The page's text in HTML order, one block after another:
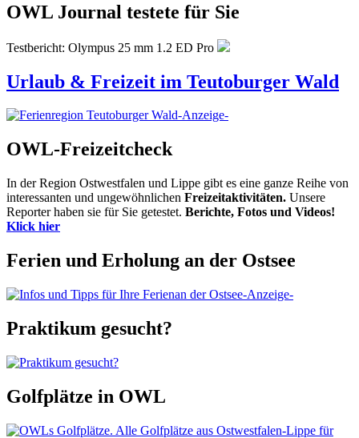
OWL Journal testete für Sie
Testbericht: Olympus 25 mm 1.2 ED Pro
Urlaub & Freizeit im Teutoburger Wald
-Anzeige-
OWL-Freizeitcheck
In der Region Ostwestfalen und Lippe gibt es eine ganze Reihe von
interessanten und ungewöhnlichen Freizeitaktivitäten. Unsere
Reporter haben sie für Sie getestet. Berichte, Fotos und Videos!
Klick hier
Ferien und Erholung an der Ostsee
-Anzeige-
Praktikum gesucht?
Golfplätze in OWL